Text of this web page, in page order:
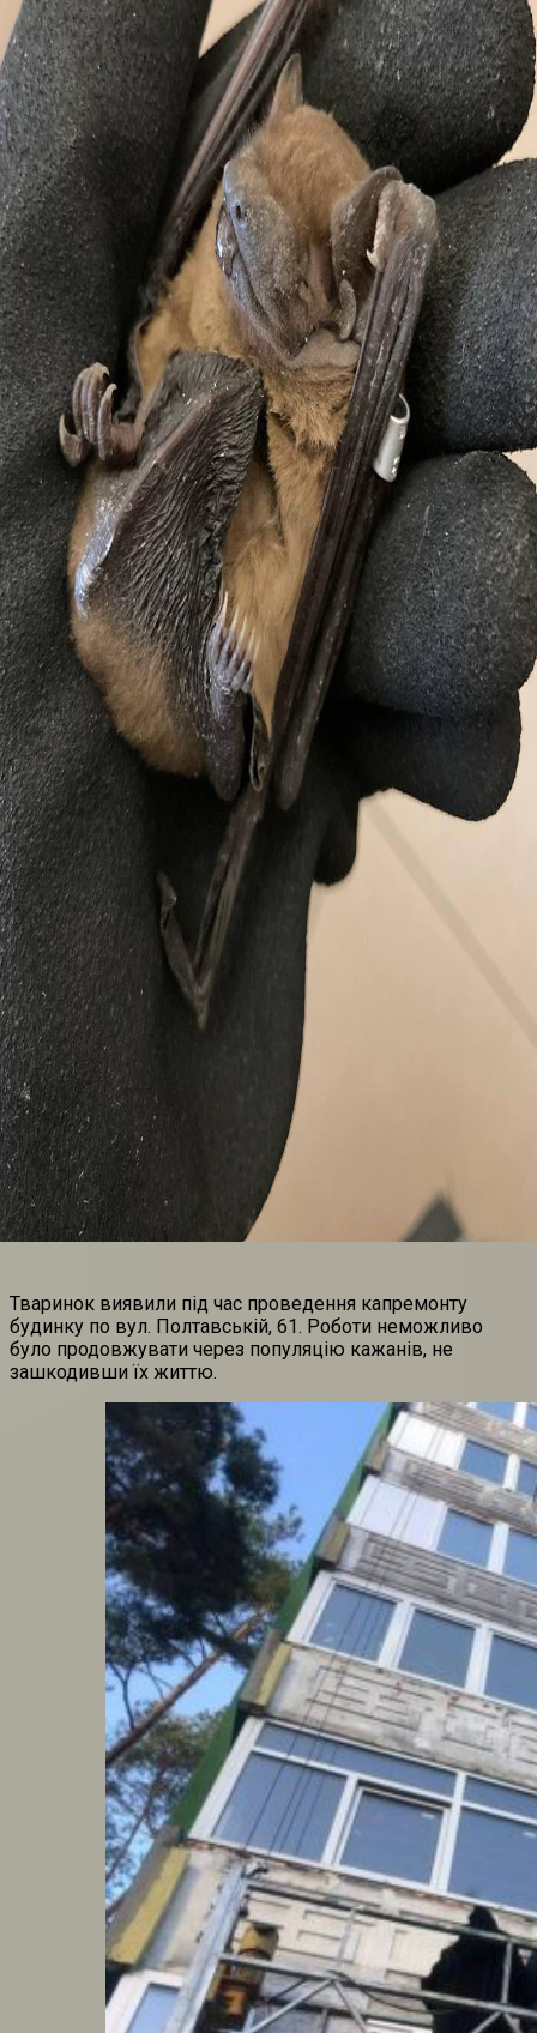
Тваринок виявили під час проведення капремонту
будинку по вул. Полтавській, 61. Роботи неможливо
було продовжувати через популяцію кажанів, не
зашкодивши їх життю.